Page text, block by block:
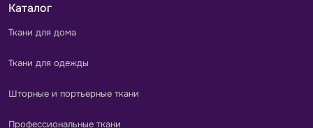
Каталог
Ткани для дома
Ткани для одежды
Шторные и портьерные ткани
Профессиональные ткани